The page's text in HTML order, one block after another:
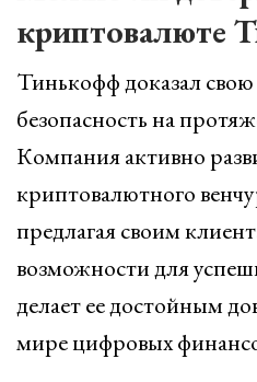
криптовалюте
Тинькофф доказал
безопасность на
Компания активно
криптовалютного
предлагая своим
возможности для
делает ее достойным
мире цифровых